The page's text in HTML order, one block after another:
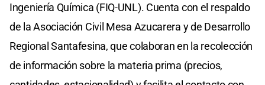
Ingeniería Química (FIQ-UNL). Cuenta con el respaldo
de la Asociación Civil Mesa Azucarera y de Desarrollo
Regional Santafesina, que colaboran en la recolección
de información sobre la materia prima (precios,